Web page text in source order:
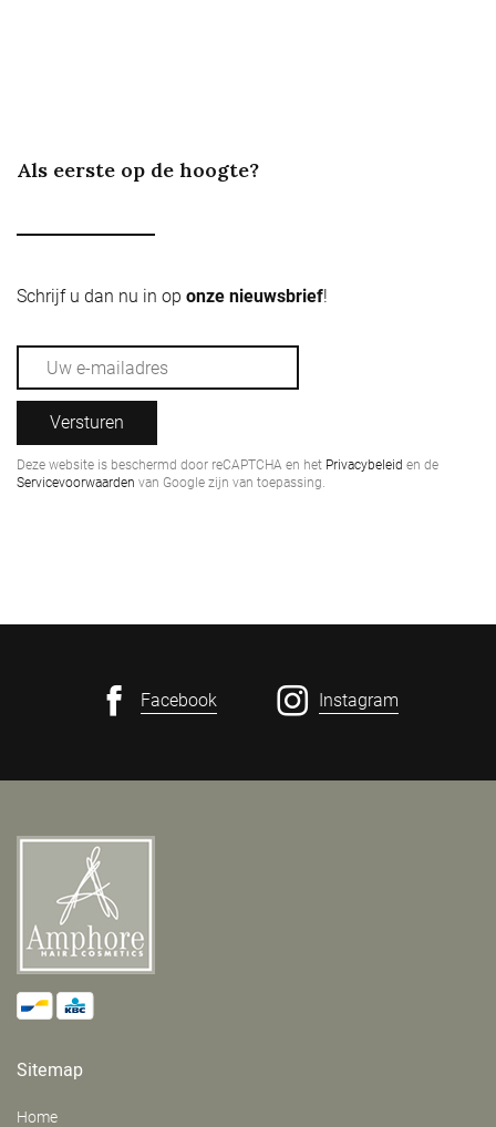
Als eerste op de hoogte?
Schrijf u dan nu in op onze nieuwsbrief!
Versturen
Deze website is beschermd door reCAPTCHA en het Privacybeleid en de
Servicevoorwaarden van Google zijn van toepassing.
Facebook Instagram
Sitemap
Home